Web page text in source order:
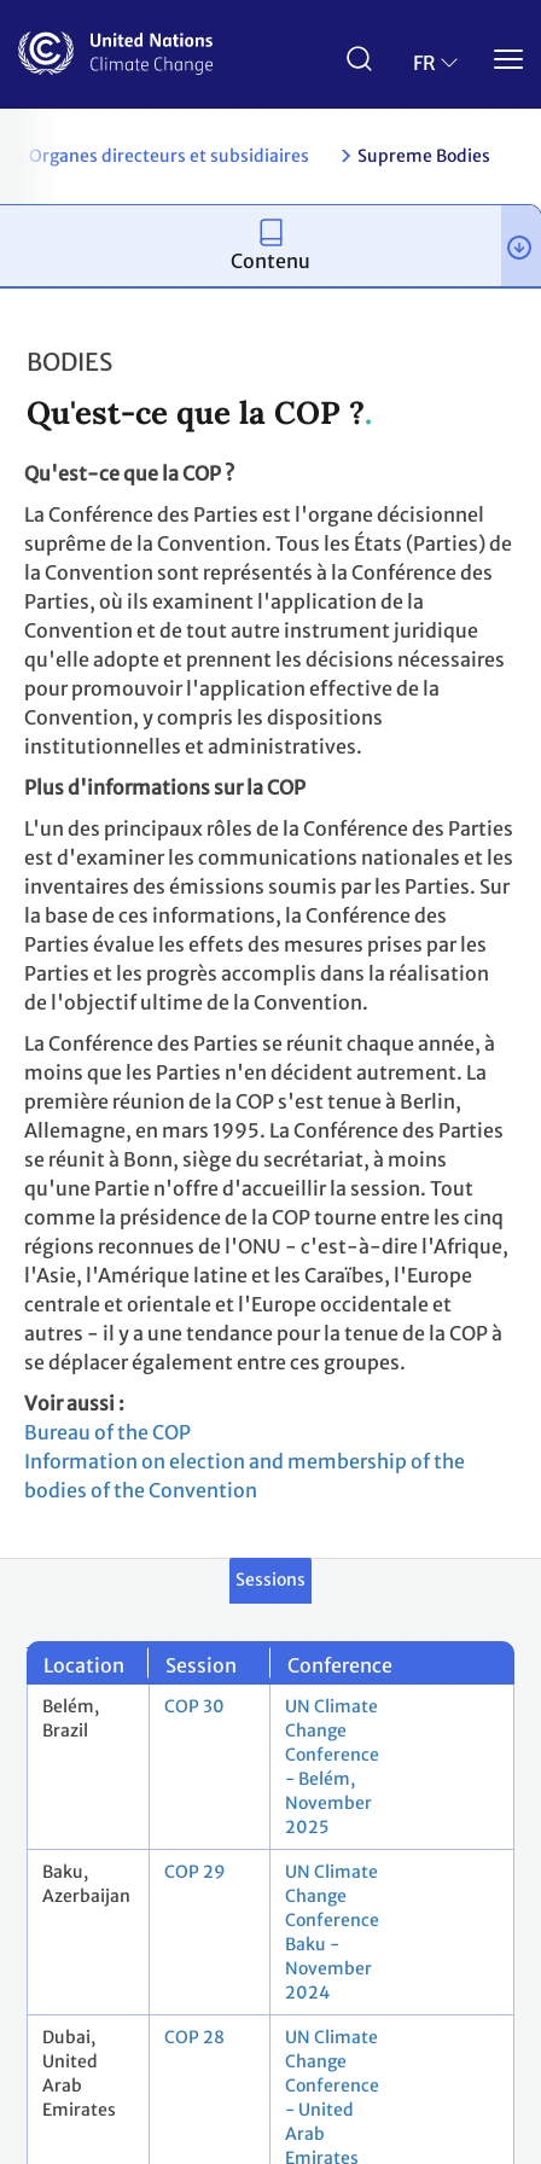
au
contenu
FR
Organes directeurs et subsidiaires Supreme Bodies
Qu'est-ce que la COP ?
BODIES
Qu'est-ce que la COP ?
La Conférence des Parties est l'organe décisionnel
suprême de la Convention. Tous les États (Parties) de
la Convention sont représentés à la Conférence des
Parties, où ils examinent l'application de la
Convention et de tout autre instrument juridique
qu'elle adopte et prennent les décisions nécessaires
pour promouvoir l'application effective de la
Convention, y compris les dispositions
institutionnelles et administratives.
Plus d'informations sur la COP
L'un des principaux rôles de la Conférence des Parties
est d'examiner les communications nationales et les
inventaires des émissions soumis par les Parties. Sur
la base de ces informations, la Conférence des
Parties évalue les effets des mesures prises par les
Parties et les progrès accomplis dans la réalisation
de l'objectif ultime de la Convention.
La Conférence des Parties se réunit chaque année, à
moins que les Parties n'en décident autrement. La
première réunion de la COP s'est tenue à Berlin,
Allemagne, en mars 1995. La Conférence des Parties
se réunit à Bonn, siège du secrétariat, à moins
qu'une Partie n'offre d'accueillir la session. Tout
comme la présidence de la COP tourne entre les cinq
régions reconnues de l'ONU - c'est-à-dire l'Afrique,
l'Asie, l'Amérique latine et les Caraïbes, l'Europe
centrale et orientale et l'Europe occidentale et
autres - il y a une tendance pour la tenue de la COP à
se déplacer également entre ces groupes.
Voir aussi :
Bureau of the COP
Information on election and membership of the
bodies of the Convention
Sessions
Location Session Conference
Belém,
Brazil
COP 30
UN Climate
Change
Conference
- Belém,
November
2025
Baku,
Azerbaijan
COP 29
UN Climate
Change
Conference
Baku -
November
2024
Dubai,
United
Arab
Emirates
COP 28
UN Climate
Change
Conference
- United
Arab
Emirates
Contenu